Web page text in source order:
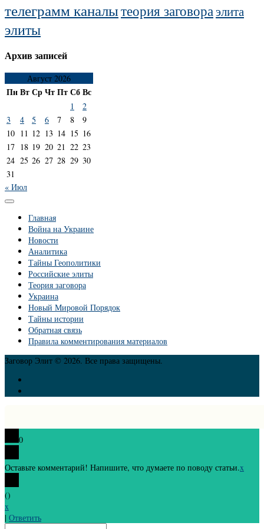
телеграмм каналытеория заговораэлита
элиты
Архив записей
Август 2026
ПнВтСрЧтПтСбВс
1
2
3
4 5 6 7 8
9
10 11 12 13 14 15 16
17 18 19 20 21 22 23
24 25 26 27 28 29 30
31
« Июл
Главная
Война на Украине
Новости
Аналитика
Тайны Геополитики
Российские элиты
Теория заговора
Украина
Новый Мировой Порядок
Тайны истории
Обратная связь
Правила комментирования материалов
Заговор Элит © 2026. Все права защищены.
0
Оставьте комментарий! Напишите, что думаете по поводу статьи.x
()
x
| Ответить